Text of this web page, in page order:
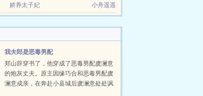
娇养太子妃 小舟遥遥
我夫郎是恶毒男配
郑山辞穿书了，他穿成了恶毒男配虞澜意
的炮灰丈夫。原主因缘巧合和恶毒男配虞
澜意成亲，在奔赴小县城后虞澜意处处讽